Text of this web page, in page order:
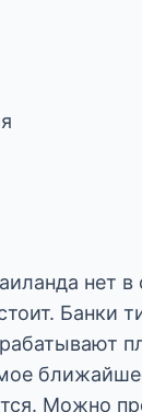
нет в
Банки
Можно